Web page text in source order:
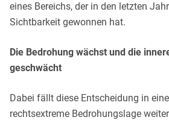
eines Bereichs, der in den letzten
Sichtbarkeit gewonnen hat.
Die Bedrohung wächst und die
geschwächt
Dabei fällt diese Entscheidung in
rechtsextreme Bedrohungslage